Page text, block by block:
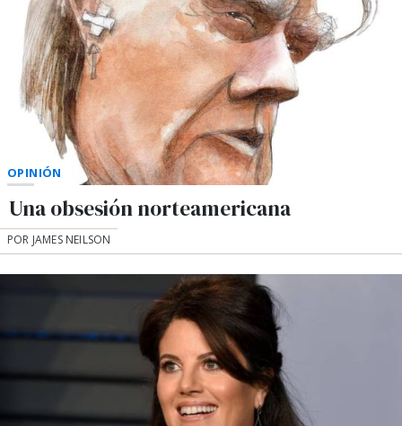
OPINIÓN
Una obsesión norteamericana
POR JAMES NEILSON